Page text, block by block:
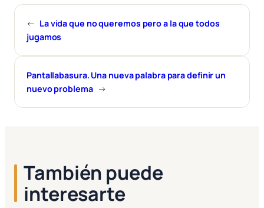
← La vida que no queremos pero a la que todos
jugamos
Pantallabasura. Una nueva palabra para definir un
nuevo problema →
También puede
interesarte